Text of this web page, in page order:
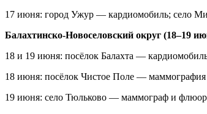
17 июня: город Ужур — кардиомобиль; село
Балахтинско-Новоселовский округ (18–19
18 и 19 июня: посёлок Балахта —
18 июня: посёлок Чистое Поле —
19 июня: село Тюльково — маммограф и